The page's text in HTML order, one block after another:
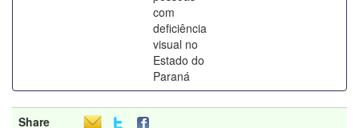
com
deficiência
visual no
Estado do
Paraná
Share